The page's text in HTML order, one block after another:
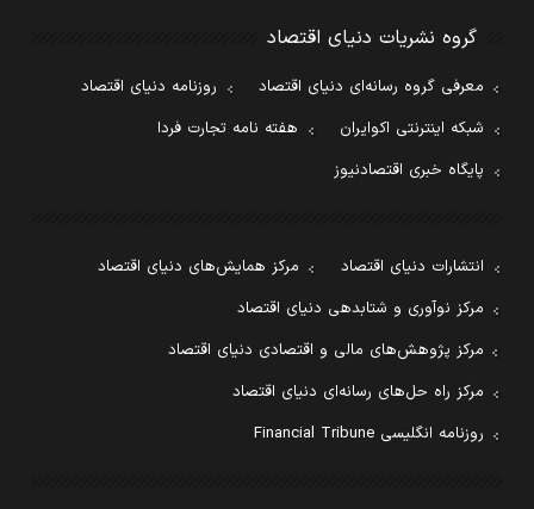
گروه نشریات دنیای اقتصاد
معرفی گروه رسانه‌ای دنیای اقتصاد
روزنامه دنیای اقتصاد
شبکه اینترنتی اکوایران
هفته نامه تجارت فردا
پایگاه خبری اقتصادنیوز
انتشارات دنیای اقتصاد
مرکز همایش‌های دنیای اقتصاد
مرکز نوآوری و شتابدهی دنیای اقتصاد
مرکز پژوهش‌های مالی و اقتصادی دنیای اقتصاد
مرکز راه حل‌های رسانه‌ای دنیای اقتصاد
روزنامه انگلیسی Financial Tribune